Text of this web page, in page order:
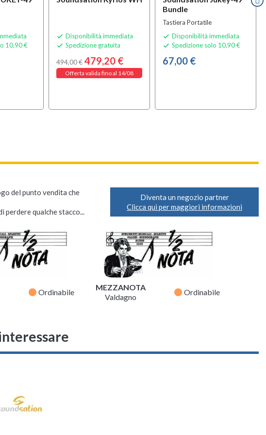
10,90 €
 Disponibilità immediata
 Spedizione gratuita
494,00 € 479,20 €
Offerta valida fino al 14/08
Bundle
Tastiera Portatile
 Disponibilità immediata
 Spedizione solo 10,90 €
67,00 €
del punto vendita che
perdere qualche stacco...
Diventa un negozio partner
Clicca qui per maggiori informazioni
fiber_manual_record Ordinabile
MEZZANOTA
Valdagno
fiber_manual_record Ordinabile